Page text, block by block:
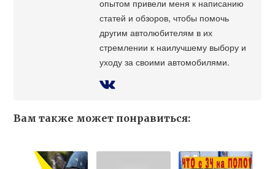
опытом привели меня к написанию
статей и обзоров, чтобы помочь
другим автолюбителям в их
стремлении к наилучшему выбору и
уходу за своими автомобилями.
Вам также может понравиться: